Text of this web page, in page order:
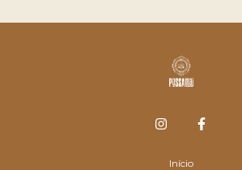
Início